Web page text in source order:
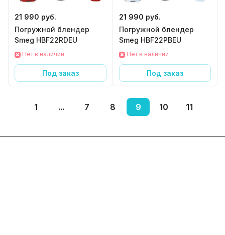
21 990 руб.
Погружной блендер
Smeg HBF22RDEU
Нет в наличии
Под заказ
21 990 руб.
Погружной блендер
Smeg HBF22PBEU
Нет в наличии
Под заказ
1 ... 7 8 9 10 11